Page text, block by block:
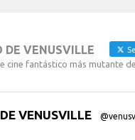
DE VENUSVILLE
cine fantástico más mutante de
VENUSVILLE